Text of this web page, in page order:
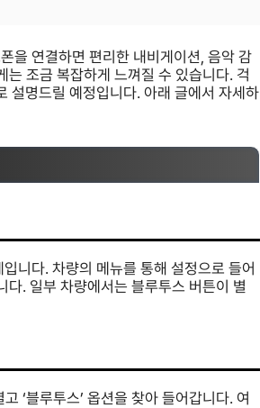
을 연결하면 편리한 내비게이션, 음악 감
조금 복잡하게 느껴질 수 있습니다. 걱
설명드릴 예정입니다. 아래 글에서 자세하
니다. 차량의 메뉴를 통해 설정으로 들어
다. 일부 차량에서는 블루투스 버튼이 별
‘블루투스’ 옵션을 찾아 들어갑니다. 여